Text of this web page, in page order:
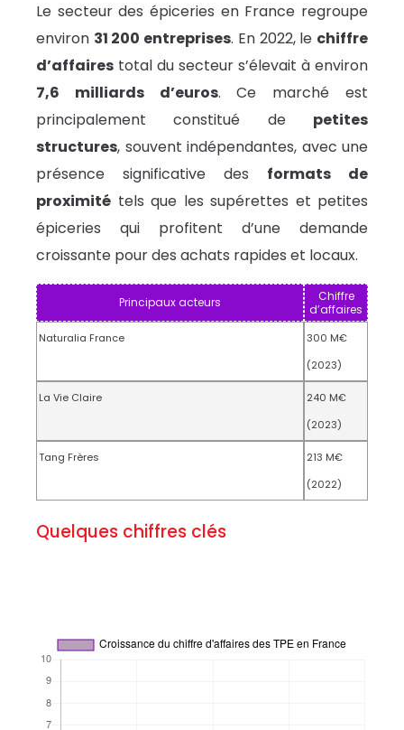
Le secteur des épiceries en France regroupe
environ 31 200 entreprises. En 2022, le chiffre
d’affaires total du secteur s’élevait à environ
7,6 milliards d’euros. Ce marché est
principalement constitué de petites
structures, souvent indépendantes, avec une
présence significative des formats de
proximité tels que les supérettes et petites
épiceries qui profitent d’une demande
croissante pour des achats rapides et locaux.
Principaux acteurs
Chiffre
d’affaires
Naturalia France
300 M€
(2023)
La Vie Claire
240 M€
(2023)
Tang Frères
213 M€
(2022)
Quelques chiffres clés